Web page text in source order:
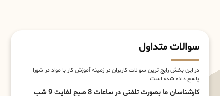
سوالات متداول
در این بخش رایج ترین سوالات کاربران در زمینه آموزش کار با مواد در شورا
پاسخ داده شده است
کارشناسان ما بصورت تلفنی در ساعات 8 صبح لغایت 9 شب